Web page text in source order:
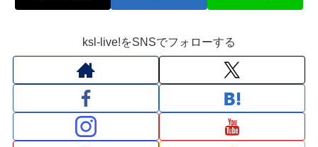
ksl-live!をSNSでフォローする